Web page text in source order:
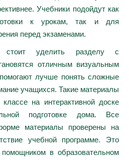
Учебники подойдут как
к урокам, так и для
перед экзаменами.
стоит уделить разделу с
отличным визуальным
лучше понять сложные
учащихся. Такие материалы
на интерактивной доске
подготовке дома. Все
материалы проверены на
учебной программе. Это
в образовательном